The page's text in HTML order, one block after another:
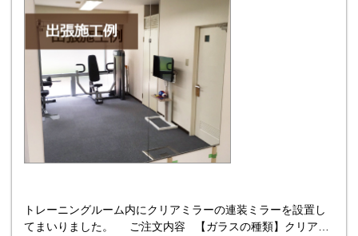
トレーニングルーム内にクリアミラーの連装ミラーを設置し
てまいりました。 ご注文内容 【ガラスの種類】クリアミ